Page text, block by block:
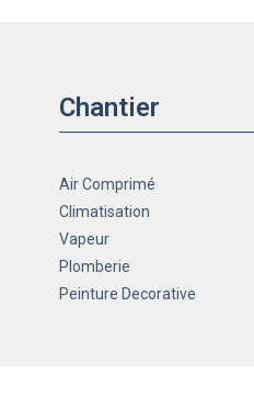
Chantier
Air Comprimé
Climatisation
Vapeur
Plomberie
Peinture Decorative